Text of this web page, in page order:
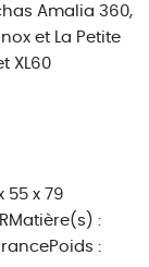
Amalia 360,
et La Petite
XL60
55 x 79
:
: